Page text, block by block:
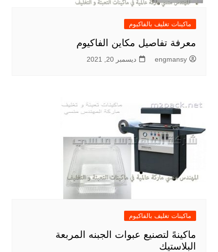
ماكينات تغليف بالفاكيوم
معرفة تفاصيل مكاين الفاكيوم
engmansy ديسمبر 20, 2021
ماكينات تغليف بالفاكيوم
ماكينهً لتصنيع عبوات الجبنه المربعة
البلاستيك